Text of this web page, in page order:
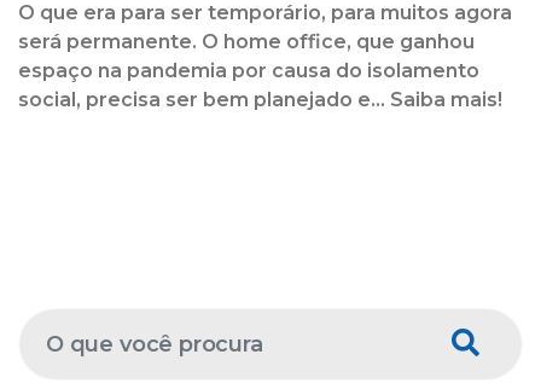
O que era para ser temporário, para muitos agora
será permanente. O home office, que ganhou
espaço na pandemia por causa do isolamento
social, precisa ser bem planejado e... Saiba mais!